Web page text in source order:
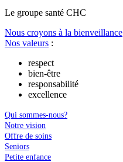
Le groupe santé CHC
Nous croyons à la bienveillance
Nos valeurs :
respect
bien-être
responsabilité
excellence
Qui sommes-nous?
Notre vision
Offre de soins
Seniors
Petite enfance